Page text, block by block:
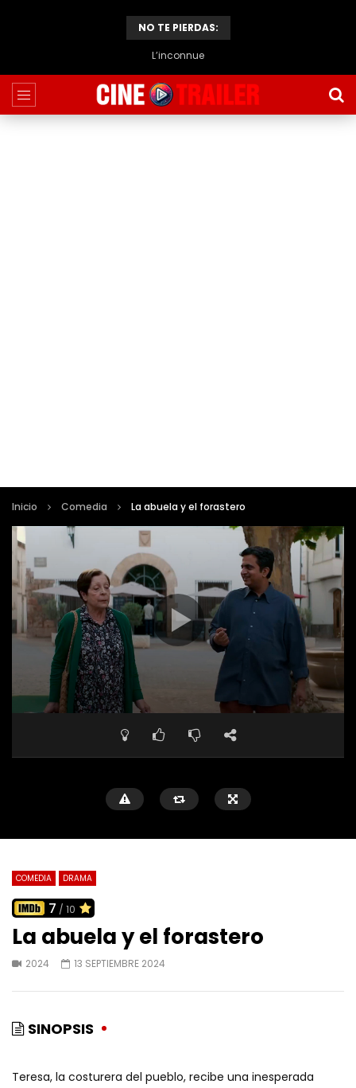
NO TE PIERDAS:
L’inconnue
Inicio Comedia La abuela y el forastero
COMEDIA DRAMA
7 / 10
La abuela y el forastero
2024 13 SEPTIEMBRE 2024
SINOPSIS
Teresa, la costurera del pueblo, recibe una inesperada